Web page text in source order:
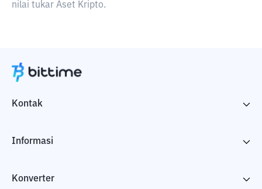
nilai tukar Aset Kripto.
Kontak
Informasi
Konverter